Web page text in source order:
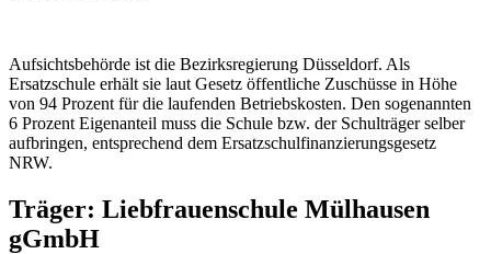
Aufsichtsbehörde ist die Bezirksregierung Düsseldorf. Als
Ersatzschule erhält sie laut Gesetz öffentliche Zuschüsse in Höhe
von 94 Prozent für die laufenden Betriebskosten. Den sogenannten
6 Prozent Eigenanteil muss die Schule bzw. der Schulträger selber
aufbringen, entsprechend dem Ersatzschulfinanzierungsgesetz
NRW.
Träger: Liebfrauenschule Mülhausen
gGmbH